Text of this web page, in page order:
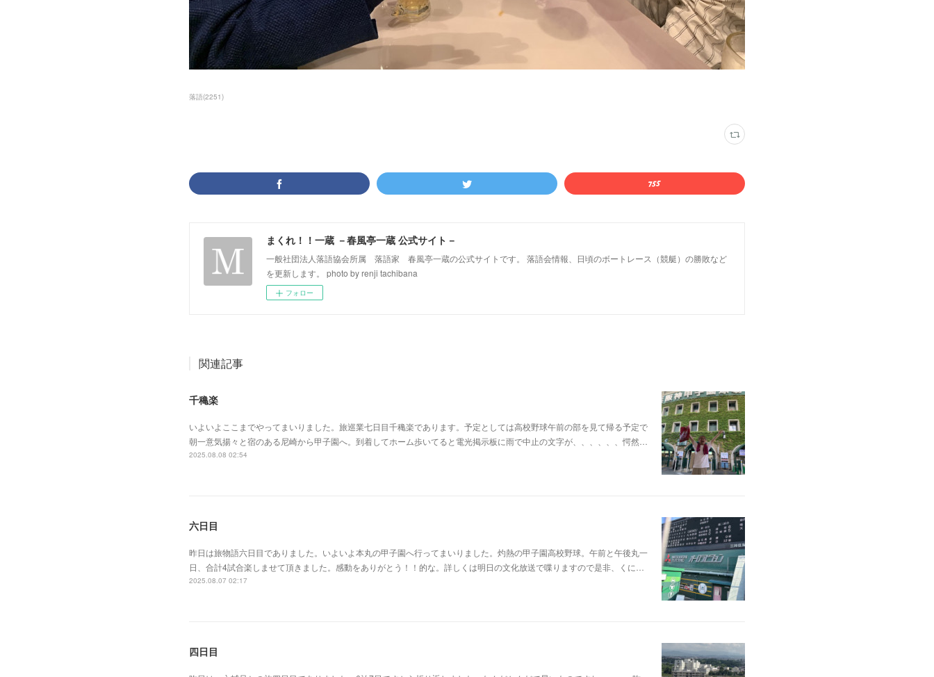
落語(2251)
まくれ！！一蔵 －春風亭一蔵 公式サイト－
一般社団法人落語協会所属 落語家 春風亭一蔵の公式サイトです。 落語会情報、日頃のボートレース（競艇）の勝敗など
を更新します。 photo by renji tachibana
フォロー
関連記事
千穐楽
いよいよここまでやってまいりました。旅巡業七日目千穐楽であります。予定としては高校野球午前の部を見て帰る予定で
朝一意気揚々と宿のある尼崎から甲子園へ。到着してホーム歩いてると電光掲示板に雨で中止の文字が、、、、、、愕然…
2025.08.08 02:54
六日目
昨日は旅物語六日目でありました。いよいよ本丸の甲子園へ行ってまいりました。灼熱の甲子園高校野球。午前と午後丸一
日、合計4試合楽しませて頂きました。感動をありがとう！！的な。詳しくは明日の文化放送で喋りますので是非、くに…
2025.08.07 02:17
四日目